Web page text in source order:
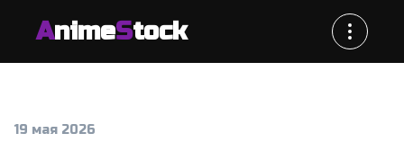
AnimeStock
19 мая 2026